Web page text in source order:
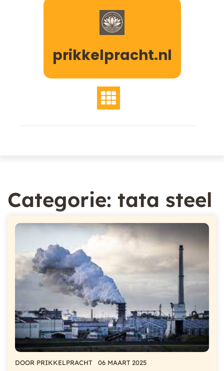
prikkelpracht.nl
Categorie: tata steel
DOOR PRIKKELPRACHT 06 MAART 2025